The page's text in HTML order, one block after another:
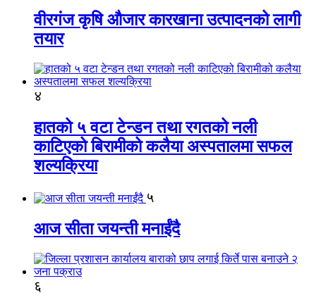
वीरगंज कृषि औजार कारखाना उत्पादनको लागी
तयार
४
हातको ५ वटा टेन्डन तथा रगतको नली
काटिएको बिरामीको कलैया अस्पतालमा सफल
शल्यक्रिया
५
आज सीता जयन्ती मनाईंदै
६